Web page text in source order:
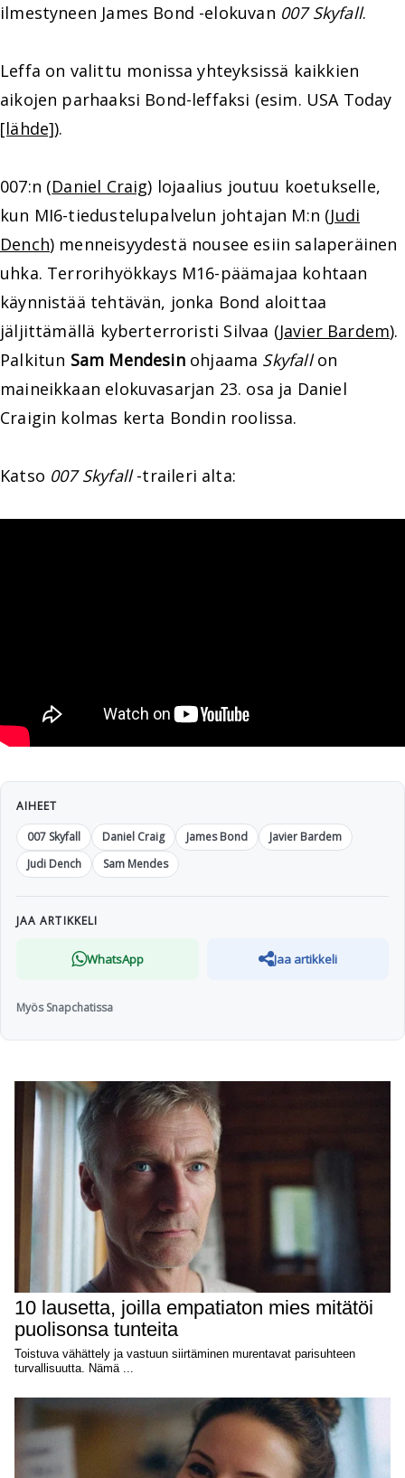
ilmestyneen James Bond -elokuvan 007 Skyfall.
Leffa on valittu monissa yhteyksissä kaikkien
aikojen parhaaksi Bond-leffaksi (esim. USA Today
[lähde]).
007:n (Daniel Craig) lojaalius joutuu koetukselle,
kun MI6-tiedustelupalvelun johtajan M:n (Judi
Dench) menneisyydestä nousee esiin salaperäinen
uhka. Terrorihyökkays M16-päämajaa kohtaan
käynnistää tehtävän, jonka Bond aloittaa
jäljittämällä kyberterroristi Silvaa (Javier Bardem).
Palkitun Sam Mendesinohjaama Skyfallon
maineikkaan elokuvasarjan 23. osa ja Daniel
Craigin kolmas kerta Bondin roolissa.
Katso 007 Skyfall-traileri alta:
AIHEET
007 Skyfall
Daniel Craig James Bond
Javier Bardem
Judi Dench
Sam Mendes
JAA ARTIKKELI
WhatsApp Jaa artikkeli
Myös Snapchatissa